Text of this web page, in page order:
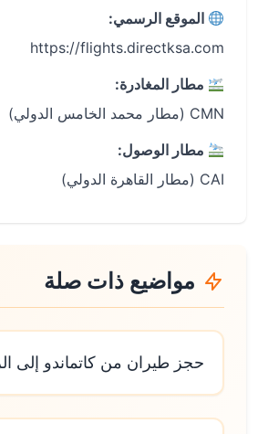
الموقع الرسمي:
https://flights.directksa.com
مطار المغادرة:
مطار الوصول:
مواضيع ذات صلة
حجز طيران من كاتماندو إلى الرياض